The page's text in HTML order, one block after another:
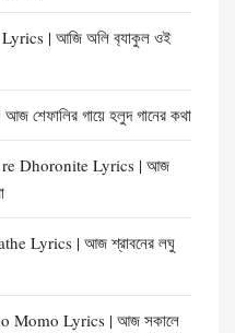
| আজি অলি ব‍্যাকুল ওই
গায়ে হলুদ গানের কথা
Dhoronite Lyrics | আজ
Lyrics | আজ শ্রাবনের লঘু
Momo Lyrics | আজ সকালে